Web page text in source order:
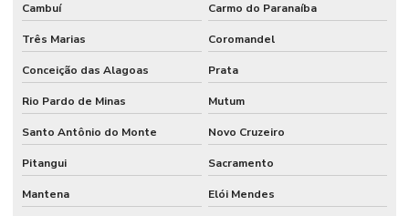
Cambuí Carmo do Paranaíba
Três Marias Coromandel
Conceição das Alagoas Prata
Rio Pardo de Minas Mutum
Santo Antônio do Monte Novo Cruzeiro
Pitangui Sacramento
Mantena Elói Mendes